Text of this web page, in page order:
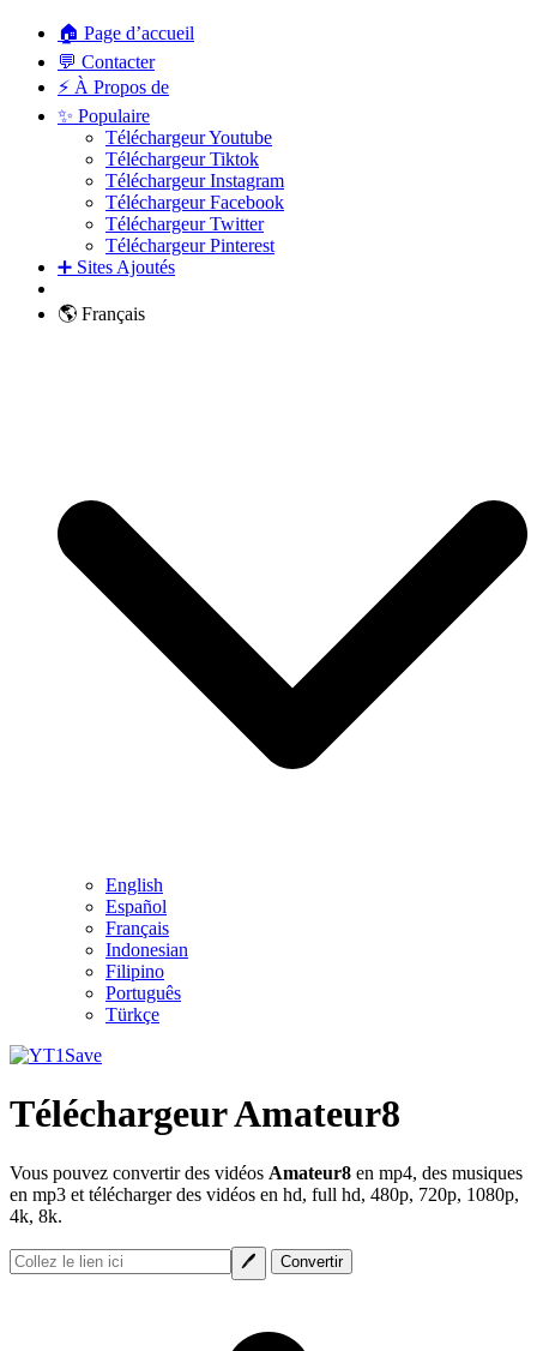
🏠 Page d’accueil
💬 Contacter
⚡ À Propos de
✨ Populaire
Téléchargeur Youtube
Téléchargeur Tiktok
Téléchargeur Instagram
Téléchargeur Facebook
Téléchargeur Twitter
Téléchargeur Pinterest
➕ Sites Ajoutés
🌎 Français
English
Español
Français
Indonesian
Filipino
Português
Türkçe
Téléchargeur Amateur8
Vous pouvez convertir des vidéos Amateur8 en mp4, des musiques
en mp3 et télécharger des vidéos en hd, full hd, 480p, 720p, 1080p,
4k, 8k.